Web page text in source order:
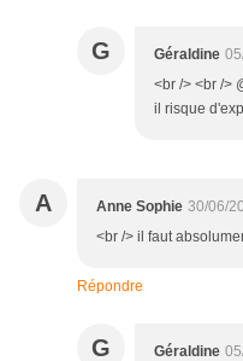
G Géraldine
<br /> <br />
il risque
A Anne Sophie 30/06/
<br /> il faut
Répondre
G Géraldine